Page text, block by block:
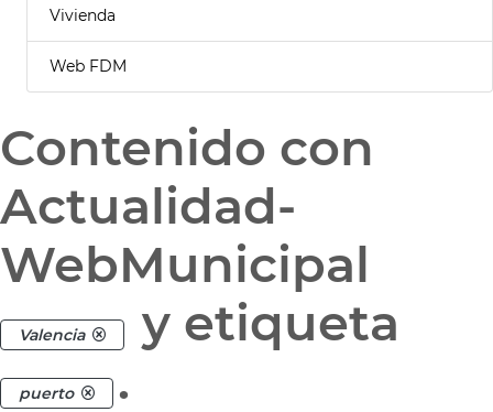
Vivienda
Web FDM
Contenido con
Actualidad-
WebMunicipal
Valencia y etiqueta
puerto .